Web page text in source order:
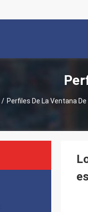
/ Perfiles De La Ventana De